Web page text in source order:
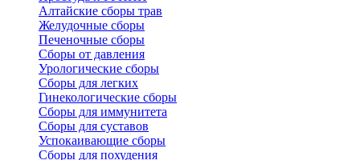
Алтайские сборы трав
Желудочные сборы
Печеночные сборы
Сборы от давления
Урологические сборы
Сборы для легких
Гинекологические сборы
Сборы для иммунитета
Сборы для суставов
Успокаивающие сборы
Сборы для похудения